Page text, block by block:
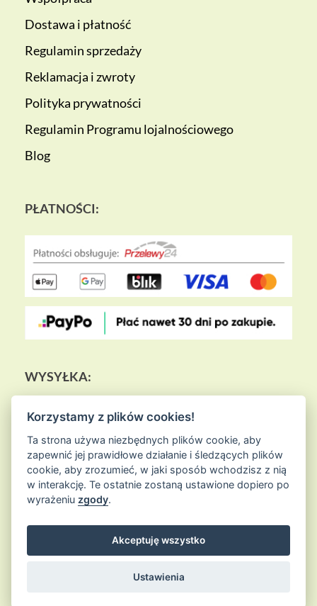
Dostawa i płatność
Regulamin sprzedaży
Reklamacja i zwroty
Polityka prywatności
Regulamin Programu lojalnościowego
Blog
PŁATNOŚCI:
WYSYŁKA:
© 2026Sklep Ziołowa Wyspais proudly powered by
Entries (RSS) and Comments (RSS)
Korzystamy z plików cookies!
Ta strona używa niezbędnych plików cookie, aby
zapewnić jej prawidłowe działanie i śledzących plików
cookie, aby zrozumieć, w jaki sposób wchodzisz z nią
w interakcję. Te ostatnie zostaną ustawione dopiero po
wyrażeniu zgody.
Akceptuję wszystko
Ustawienia